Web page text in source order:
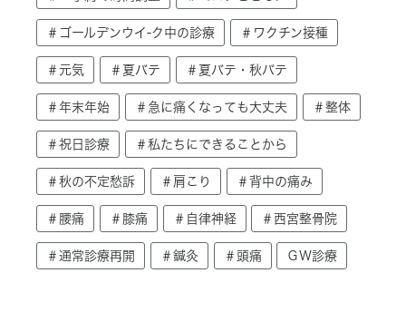
＃ゴールデンウイ-ク中の診療 ＃ワクチン接種
＃元気 ＃夏バテ ＃夏バテ・秋バテ
＃年末年始 ＃急に痛くなっても大丈夫 ＃整体
＃祝日診療 ＃私たちにできることから
＃秋の不定愁訴 ＃肩こり ＃背中の痛み
＃腰痛 ＃膝痛 ＃自律神経 ＃西宮整骨院
＃通常診療再開 ＃鍼灸 ＃頭痛 ＧＷ診療